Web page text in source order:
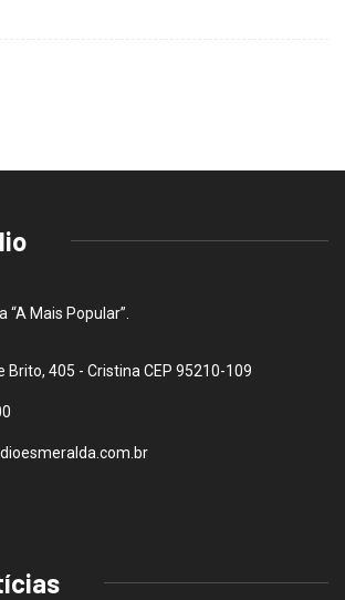
“A Mais Popular”.
Brito, 405 - Cristina CEP 95210-109